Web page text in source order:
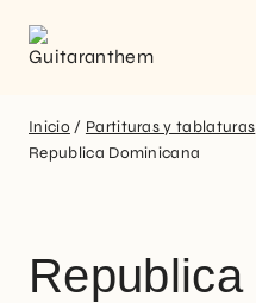
Inicio / Partituras y tablaturas
Republica Dominicana
Republica